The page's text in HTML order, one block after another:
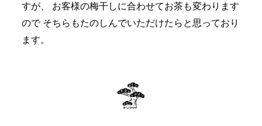
すが、
お客様の梅干しに合わせてお茶も変わります
のでそちらもたのしんでいただけたらと思っており
ます。